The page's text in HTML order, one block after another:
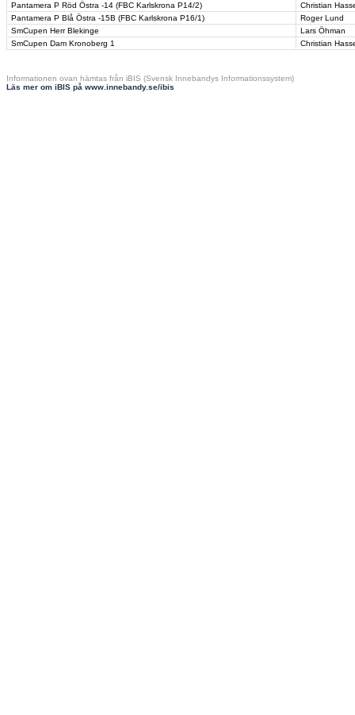
Pantamera P Röd Östra -14 (FBC Karlskrona P14/2)
Christian
Pantamera P Blå Östra -15B (FBC Karlskrona P16/1)
Roger Lund
SmCupen Herr Blekinge
Lars Öhman
SmCupen Dam Kronoberg 1
Christian
Informationen ovan hämtas från iBIS (Svensk Innebandys Informationssystem)
Läs mer om iBIS på www.innebandy.se/ibis